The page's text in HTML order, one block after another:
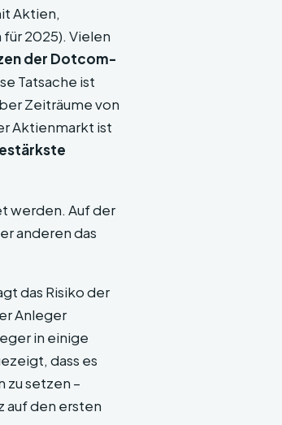
Aktien,
2025). Vielen
der Dotcom-
Tatsache ist
Zeiträume von
Aktienmarkt ist
werden. Auf der
anderen das
das Risiko der
Anleger
in einige
dass es
setzen –
auf den ersten